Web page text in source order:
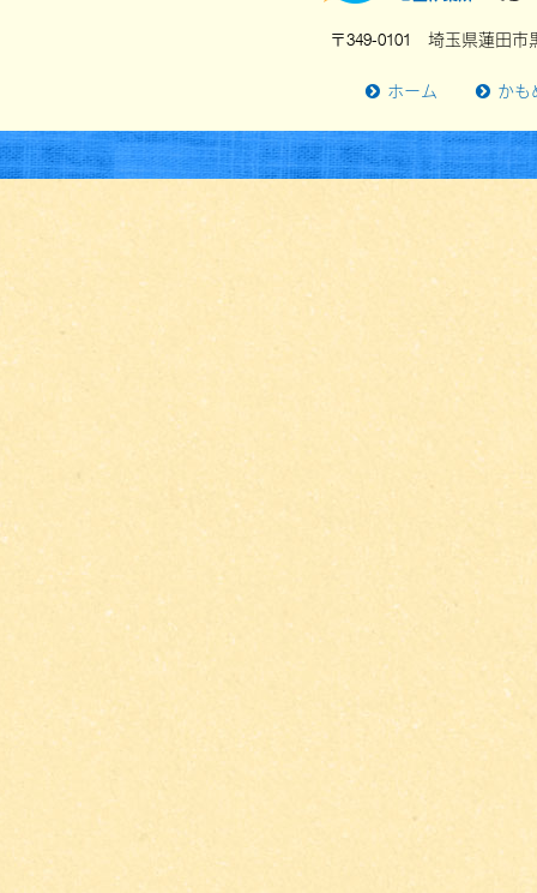
〒349-0101 埼玉県蓮田市
ホーム かも